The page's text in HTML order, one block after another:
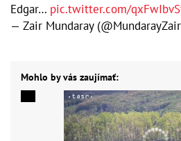
Edgar… pic.twitter.com/
— Zair Mundaray
Mohlo by vás zaujímať: